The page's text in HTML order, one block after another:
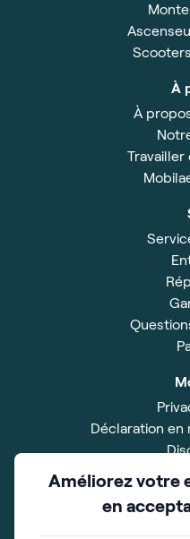
À
À
Travailler
Déclaration en
Améliorez votre
en